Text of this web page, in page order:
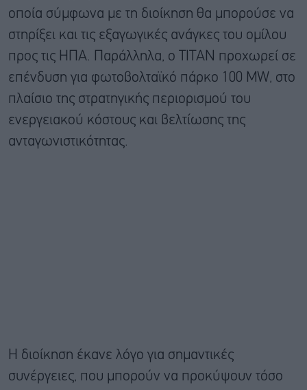
οποία σύμφωνα με τη διοίκηση θα μπορούσε να
στηρίξει και τις εξαγωγικές ανάγκες του ομίλου
προς τις ΗΠΑ. Παράλληλα, ο ΤΙΤΑΝ προχωρεί σε
επένδυση για φωτοβολταϊκό πάρκο 100 MW, στο
πλαίσιο της στρατηγικής περιορισμού του
ενεργειακού κόστους και βελτίωσης της
ανταγωνιστικότητας.
Η διοίκηση έκανε λόγο για σημαντικές
συνέργειες, που μπορούν να προκύψουν τόσο